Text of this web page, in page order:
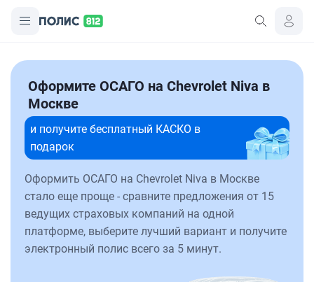
Оформите ОСАГО на Chevrolet Niva в
Москве
и получите бесплатный КАСКО в
подарок
Оформить ОСАГО на Chevrolet Niva в Москве
стало еще проще - сравните предложения от 15
ведущих страховых компаний на одной
платформе, выберите лучший вариант и получите
электронный полис всего за 5 минут.